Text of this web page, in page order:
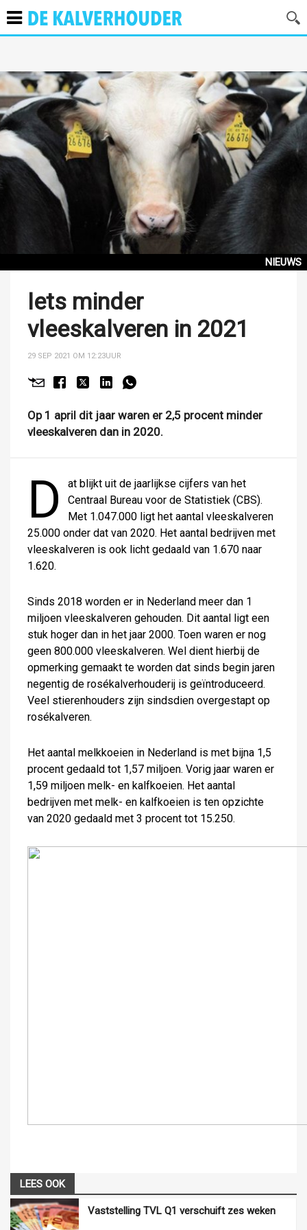
NIEUWS
Iets minder
vleeskalveren in 2021
29 SEP 2021 OM 12:23UUR
Op 1 april dit jaar waren er 2,5 procent minder
vleeskalveren dan in 2020.
D
at blijkt uit de jaarlijkse cijfers van het
Centraal Bureau voor de Statistiek (CBS).
Met 1.047.000 ligt het aantal vleeskalveren
25.000 onder dat van 2020. Het aantal bedrijven met
vleeskalveren is ook licht gedaald van 1.670 naar
1.620.
Sinds 2018 worden er in Nederland meer dan 1
miljoen vleeskalveren gehouden. Dit aantal ligt een
stuk hoger dan in het jaar 2000. Toen waren er nog
geen 800.000 vleeskalveren. Wel dient hierbij de
opmerking gemaakt te worden dat sinds begin jaren
negentig de rosékalverhouderij is geïntroduceerd.
Veel stierenhouders zijn sindsdien overgestapt op
rosékalveren.
Het aantal melkkoeien in Nederland is met bijna 1,5
procent gedaald tot 1,57 miljoen. Vorig jaar waren er
1,59 miljoen melk- en kalfkoeien. Het aantal
bedrijven met melk- en kalfkoeien is ten opzichte
van 2020 gedaald met 3 procent tot 15.250.
LEES OOK
Vaststelling TVL Q1 verschuift zes weken